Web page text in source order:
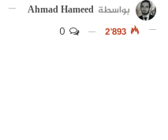
بواسطة Ahmad Hameed